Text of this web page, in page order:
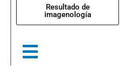
Resultado de
imagenología